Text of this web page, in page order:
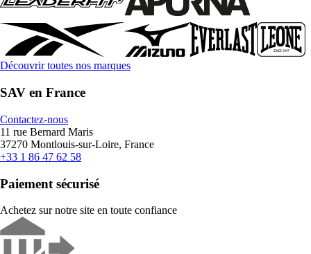
Découvrir toutes nos marques
SAV en France
Contactez-nous
11 rue Bernard Maris
37270 Montlouis-sur-Loire, France
+33 1 86 47 62 58
Paiement sécurisé
Achetez sur notre site en toute confiance